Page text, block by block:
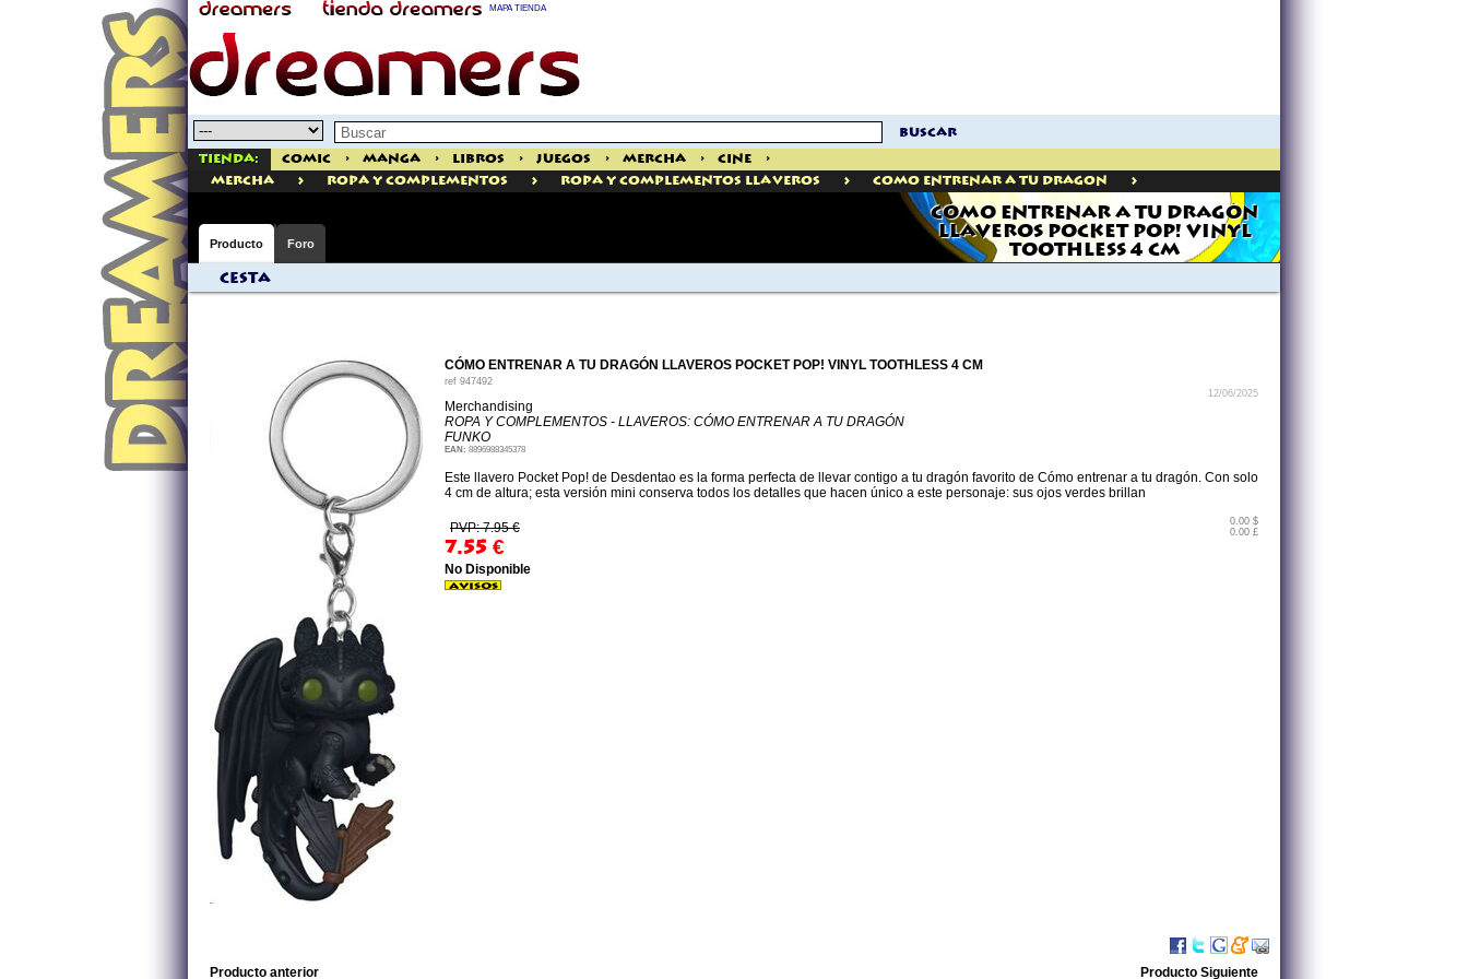
MAPA TIENDA
buscar
Tienda: Comic > Manga > Libros > Juegos > Mercha > Cine
>
mercha
> ROPA Y COMPLEMENTOS > Ropa Y Complementos Llaveros > Como Entrenar A Tu Dragon >
CÓMO ENTRENAR A TU DRAGÓN
LLAVEROS POCKET POP! VINYL
TOOTHLESS 4 CM
Producto Foro
Cesta
CÓMO ENTRENAR A TU DRAGÓN LLAVEROS POCKET POP! VINYL TOOTHLESS 4 CM
ref 947492
12/06/2025
Merchandising
ROPA Y COMPLEMENTOS - LLAVEROS: CÓMO ENTRENAR A TU DRAGÓN
FUNKO
EAN: 8896988345378
Este llavero Pocket Pop! de Desdentao es la forma perfecta de llevar contigo a tu dragón favorito de Cómo entrenar a tu dragón. Con solo
4 cm de altura; esta versión mini conserva todos los detalles que hacen único a este personaje: sus ojos verdes brillan
PVP: 7.95 €
7.55 €
0.00 $
0.00 £
No Disponible
Producto anterior Producto Siguiente